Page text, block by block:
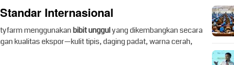
Internasional
menggunakanbibit unggulyang dikembangkan secara
kualitas ekspor—kulit tipis, daging padat, warna cerah,